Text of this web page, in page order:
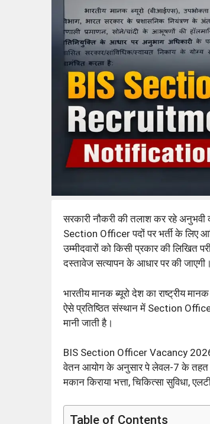
सरकारी नौकरी की तलाश कर रहे अनुभवी
Section Officer पदों पर भर्ती के लिए
उम्मीदवारों को किसी प्रकार की लिखित
दस्तावेज सत्यापन के आधार पर की जाएगी।
भारतीय मानक ब्यूरो देश का राष्ट्रीय
ऐसे प्रतिष्ठित संस्थान में Section
मानी जाती है।
BIS Section Officer Vacancy 2026
वेतन आयोग के अनुसार पे लेवल-7 के तहत
मकान किराया भत्ता, चिकित्सा सुविधा,
Table of Contents